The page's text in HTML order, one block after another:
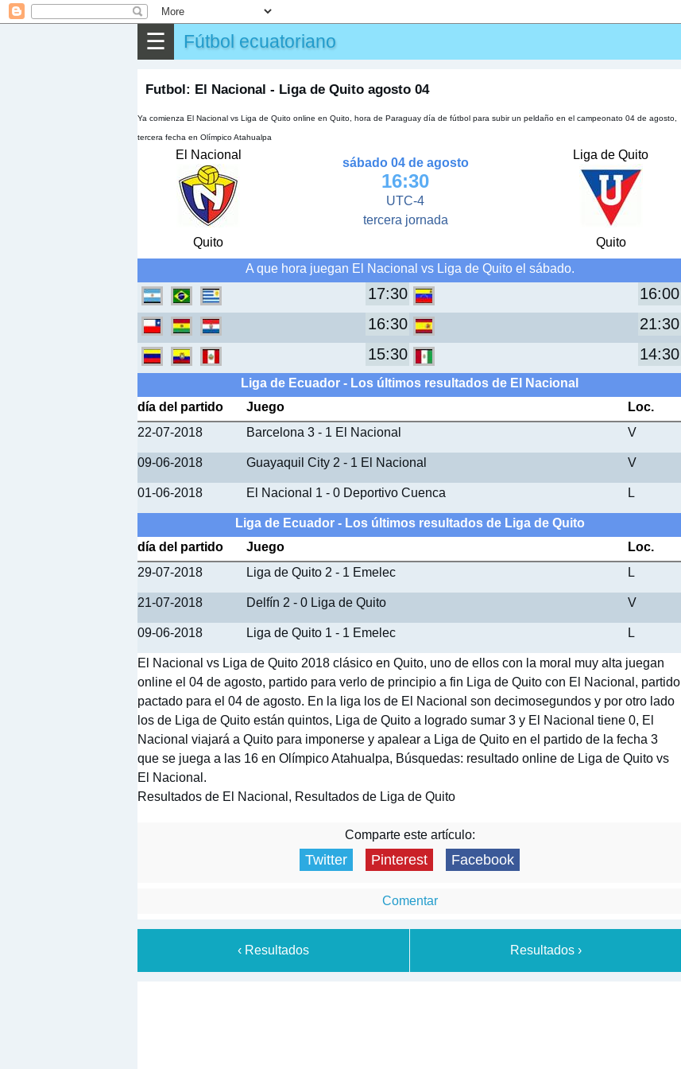
☰ Fútbol ecuatoriano
Futbol: El Nacional - Liga de Quito agosto 04
Ya comienza El Nacional vs Liga de Quito online en Quito, hora de Paraguay día de fútbol para subir un peldaño en el campeonato 04 de agosto,
tercera fecha en Olímpico Atahualpa
El Nacional
Quito
sábado 04 de agosto
16:30
UTC-4
tercera jornada
Liga de Quito
Quito
A que hora juegan El Nacional vs Liga de Quito el sábado.
17:30
16:00
16:30
21:30
15:30
14:30
Liga de Ecuador - Los últimos resultados de El Nacional
día del partido
Juego
Loc.
22-07-2018
Barcelona 3 - 1 El Nacional V
09-06-2018 Guayaquil City 2 - 1 El Nacional V
01-06-2018 El Nacional 1 - 0 Deportivo Cuenca L
Liga de Ecuador - Los últimos resultados de Liga de Quito
día del partido
Juego
Loc.
29-07-2018
Liga de Quito 2 - 1 Emelec L
21-07-2018 Delfín 2 - 0 Liga de Quito V
09-06-2018 Liga de Quito 1 - 1 Emelec L
El Nacional vs Liga de Quito 2018 clásico en Quito, uno de ellos con la moral muy alta juegan
online el 04 de agosto, partido para verlo de principio a fin Liga de Quito con El Nacional, partido
pactado para el 04 de agosto. En la liga los de El Nacional son decimosegundos y por otro lado
los de Liga de Quito están quintos, Liga de Quito a logrado sumar 3 y El Nacional tiene 0, El
Nacional viajará a Quito para imponerse y apalear a Liga de Quito en el partido de la fecha 3
que se juega a las 16 en Olímpico Atahualpa, Búsquedas: resultado online de Liga de Quito vs
El Nacional.
Resultados de El Nacional, Resultados de Liga de Quito
Comparte este artículo:
Twitter Pinterest Facebook
Comentar
‹ Resultados Resultados ›
▶ Partidos
✎ Otros